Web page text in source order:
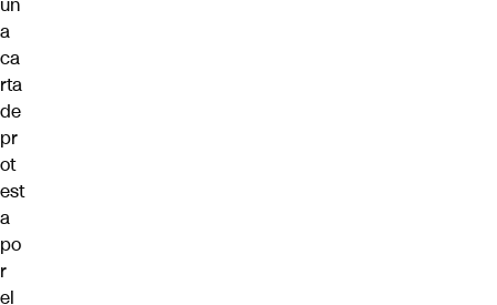
un
a
ca
rta
de
pr
ot
est
a
po
r
el